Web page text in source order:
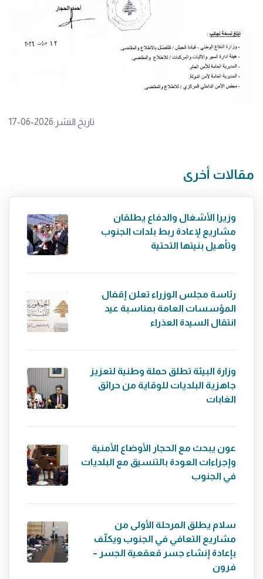
تاريخ النشر:2026-06-17
مقالات أخرى
وزيرا الأشغال والدفاع يطلقان
مشاريع لإعادة ربط بلدات الجنوب
وتأهيل بنيتها التحتية
رئاسة مجلس الوزراء تعلن إقفال
المؤسسات العامة بمناسبة عيد
انتقال السيدة العذراء
وزارة البيئة تطلق حملة وطنية لتعزيز
جاهزية البلديات للوقاية من حرائق
الغابات
عون يبحث مع الحجار الأوضاع الأمنية
وإجراءات العودة بالتنسيق مع البلديات
في الجنوب
سلام يطلق المرحلة الأولى من
مشاريع التعافي في الجنوب ويكلّف
بإعادة إنشاء جسر قعقعية الجسر –
فرون